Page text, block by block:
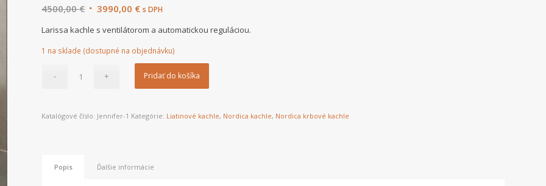
4500,00€ Original
4500,00 €.
3990,00 €Current
3990,00 €.
s DPH
Larissa kachle s ventilátorom a automatickou reguláciou.
1 na sklade (dostupné na objednávku)
Pridať do košíka
Katalógové číslo: Jennifer-1 Kategórie: Liatinové kachle, Nordica kachle, Nordica krbové kachle
Popis Ďalšie informácie